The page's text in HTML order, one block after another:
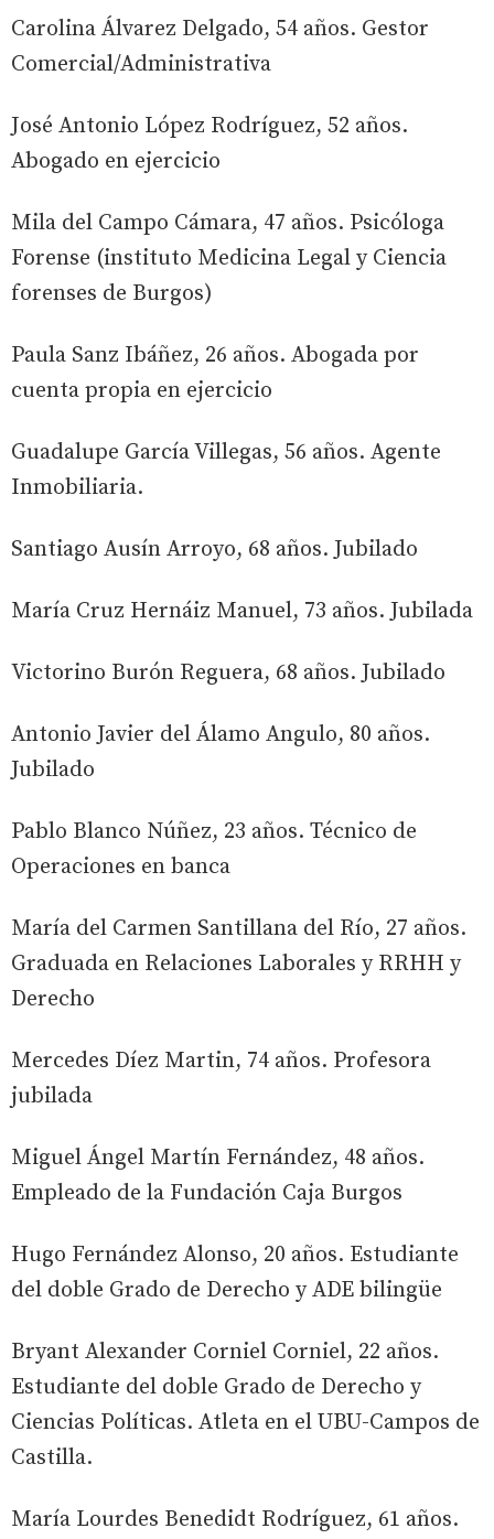
Carolina Álvarez Delgado, 54 años. Gestor
Comercial/Administrativa
José Antonio López Rodríguez, 52 años.
Abogado en ejercicio
Mila del Campo Cámara, 47 años. Psicóloga
Forense (instituto Medicina Legal y Ciencia
forenses de Burgos)
Paula Sanz Ibáñez, 26 años. Abogada por
cuenta propia en ejercicio
Guadalupe García Villegas, 56 años. Agente
Inmobiliaria.
Santiago Ausín Arroyo, 68 años. Jubilado
María Cruz Hernáiz Manuel, 73 años. Jubilada
Victorino Burón Reguera, 68 años. Jubilado
Antonio Javier del Álamo Angulo, 80 años.
Jubilado
Pablo Blanco Núñez, 23 años. Técnico de
Operaciones en banca
María del Carmen Santillana del Río, 27 años.
Graduada en Relaciones Laborales y RRHH y
Derecho
Mercedes Díez Martin, 74 años. Profesora
jubilada
Miguel Ángel Martín Fernández, 48 años.
Empleado de la Fundación Caja Burgos
Hugo Fernández Alonso, 20 años. Estudiante
del doble Grado de Derecho y ADE bilingüe
Bryant Alexander Corniel Corniel, 22 años.
Estudiante del doble Grado de Derecho y
Ciencias Políticas. Atleta en el UBU-Campos de
Castilla.
María Lourdes Benedidt Rodríguez, 61 años.